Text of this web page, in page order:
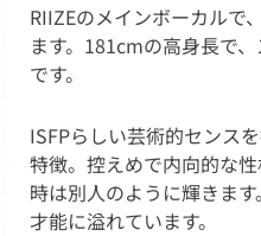
RIIZEのメインボーカルで
ます。181cmの高身長で
です。
ISFPらしい芸術的センス
特徴。控えめで内向的な
時は別人のように輝きま
才能に溢れています。